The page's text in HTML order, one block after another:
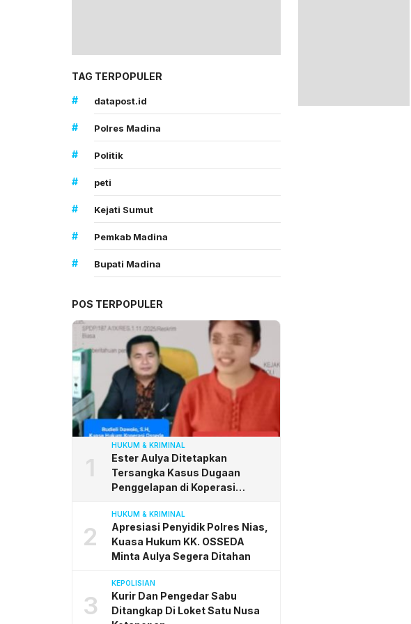
TAG TERPOPULER
#
datapost.id
# Polres Madina
# Politik
# peti
# Kejati Sumut
# Pemkab Madina
# Bupati Madina
POS TERPOPULER
1
HUKUM & KRIMINAL
Ester Aulya Ditetapkan
Tersangka Kasus Dugaan
Penggelapan di Koperasi
Penyidik Polres Nias
2
HUKUM & KRIMINAL
Apresiasi Penyidik Polres Nias,
Kuasa Hukum KK. OSSEDA
Minta Aulya Segera Ditahan
3
KEPOLISIAN
Kurir Dan Pengedar Sabu
Ditangkap Di Loket Satu Nusa